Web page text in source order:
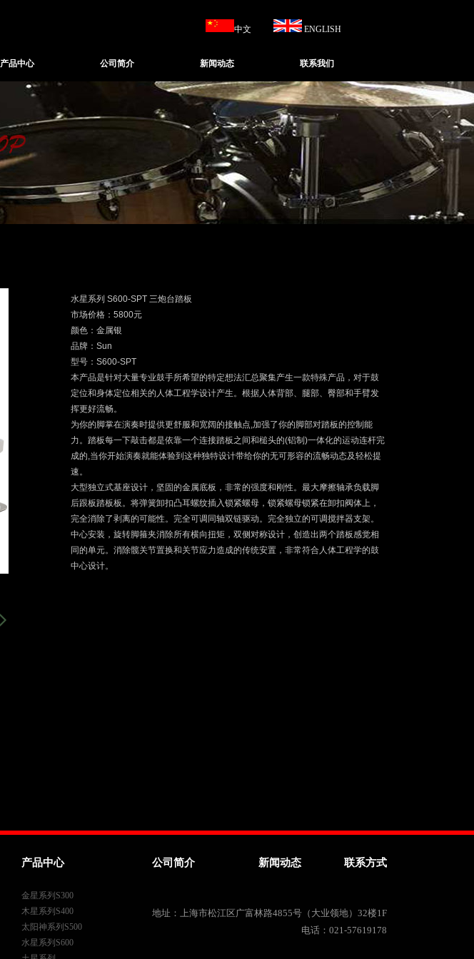
中文 ENGLISH
产品中心 公司简介 新闻动态 联系我们
水星系列 S600-SPT 三炮台踏板
市场价格：5800元
颜色：金属银
品牌：Sun
型号：S600-SPT
本产品是针对大量专业鼓手所希望的特定想法汇总聚集产生一款特殊产品，对于鼓
定位和身体定位相关的人体工程学设计产生。根据人体背部、腿部、臀部和手臂发
挥更好流畅。
为你的脚掌在演奏时提供更舒服和宽阔的接触点,加强了你的脚部对踏板的控制能
力。踏板每一下敲击都是依靠一个连接踏板之间和槌头的(铝制)一体化的运动连杆完
成的,当你开始演奏就能体验到这种独特设计带给你的无可形容的流畅动态及轻松提
速。
大型独立式基座设计，坚固的金属底板，非常的强度和刚性。最大摩擦轴承负载脚
后跟板踏板板。将弹簧卸扣凸耳螺纹插入锁紧螺母，锁紧螺母锁紧在卸扣阀体上，
完全消除了剥离的可能性。完全可调同轴双链驱动。完全独立的可调搅拌器支架。
中心安装，旋转脚箍夹消除所有横向扭矩，双侧对称设计，创造出两个踏板感觉相
同的单元。消除髋关节置换和关节应力造成的传统安置，非常符合人体工程学的鼓
中心设计。
产品中心
金星系列S300
木星系列S400
太阳神系列S500
水星系列S600
公司简介 新闻动态 联系方式
地址：上海市松江区广富林路4855号（大业领地）32楼1F
电话：021-57619178